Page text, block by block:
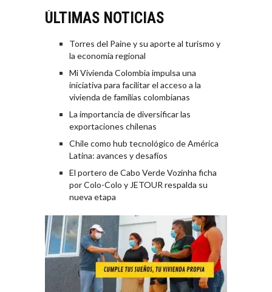
ÚLTIMAS NOTICIAS
Torres del Paine y su aporte al turismo y
la economía regional
Mi Vivienda Colombia impulsa una
iniciativa para facilitar el acceso a la
vivienda de familias colombianas
La importancia de diversificar las
exportaciones chilenas
Chile como hub tecnológico de América
Latina: avances y desafíos
El portero de Cabo Verde Vozinha ficha
por Colo-Colo y JETOUR respalda su
nueva etapa